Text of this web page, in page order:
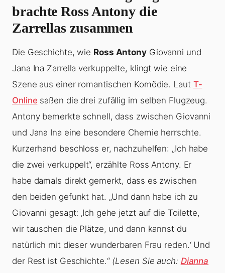
brachte Ross Antony die
Zarrellas zusammen
Die Geschichte, wie Ross AntonyGiovanni und
Jana Ina Zarrella verkuppelte, klingt wie eine
Szene aus einer romantischen Komödie. Laut T-
Onlinesaßen die drei zufällig im selben Flugzeug.
Antony bemerkte schnell, dass zwischen Giovanni
und Jana Ina eine besondere Chemie herrschte.
Kurzerhand beschloss er, nachzuhelfen: „Ich habe
die zwei verkuppelt“, erzählte Ross Antony. Er
habe damals direkt gemerkt, dass es zwischen
den beiden gefunkt hat. „Und dann habe ich zu
Giovanni gesagt: ‚Ich gehe jetzt auf die Toilette,
wir tauschen die Plätze, und dann kannst du
natürlich mit dieser wunderbaren Frau reden.‘ Und
der Rest ist Geschichte.“ (Lesen Sie auch: Dianna